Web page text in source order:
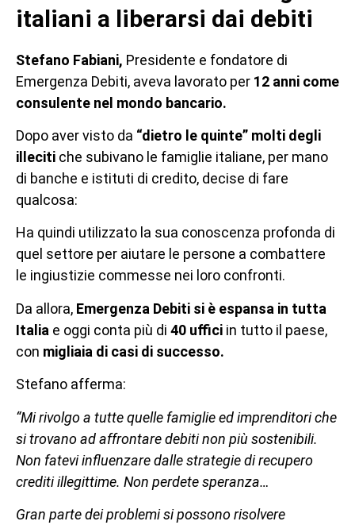
italiani a liberarsi dai debiti
Stefano Fabiani, Presidente e fondatore di
Emergenza Debiti, aveva lavorato per 12 anni come
consulente nel mondo bancario.
Dopo aver visto da “dietro le quinte” molti degli
illeciti che subivano le famiglie italiane, per mano
di banche e istituti di credito, decise di fare
qualcosa:
Ha quindi utilizzato la sua conoscenza profonda di
quel settore per aiutare le persone a combattere
le ingiustizie commesse nei loro confronti.
Da allora, Emergenza Debiti si è espansa in tutta
Italia e oggi conta più di 40 uffici in tutto il paese,
con migliaia di casi di successo.
Stefano afferma:
“Mi rivolgo a tutte quelle famiglie ed imprenditori che
si trovano ad affrontare debiti non più sostenibili.
Non fatevi influenzare dalle strategie di recupero
crediti illegittime. Non perdete speranza…
Gran parte dei problemi si possono risolvere